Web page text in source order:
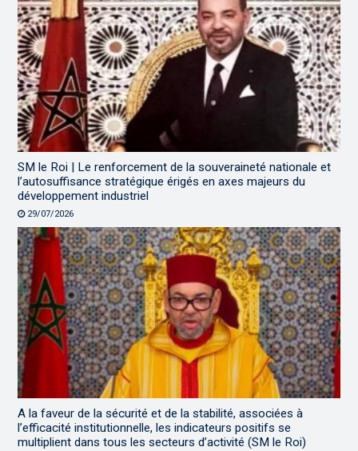
SM le Roi | Le renforcement de la souveraineté nationale et
l’autosuffisance stratégique érigés en axes majeurs du
développement industriel
29/07/2026
A la faveur de la sécurité et de la stabilité, associées à
l’efficacité institutionnelle, les indicateurs positifs se
multiplient dans tous les secteurs d’activité (SM le Roi)